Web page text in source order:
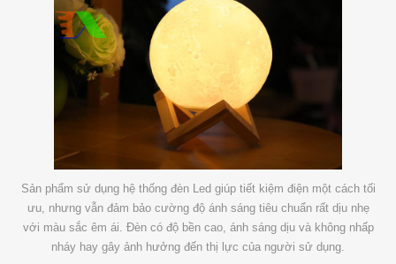
Sản phẩm sử dụng hệ thống đèn Led giúp tiết kiệm điện một cách tối
ưu, nhưng vẫn đảm bảo cường độ ánh sáng tiêu chuẩn rất dịu nhẹ
với màu sắc êm ái. Đèn có độ bền cao, ánh sáng dịu và không nhấp
nháy hay gây ảnh hưởng đến thị lực của người sử dụng.